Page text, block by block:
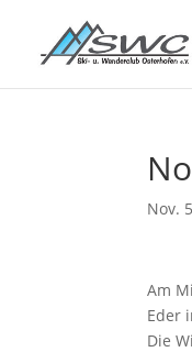
Nov.
Am
Eder
Die